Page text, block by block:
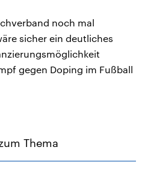
noch mal
sicher ein deutliches
gegen Doping im Fußball
Thema